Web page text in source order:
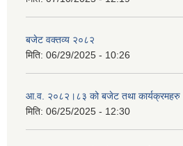
बजेट वक्तव्य २०८२
मिति: 06/29/2025 - 10:26
आ.व. २०८२।८३ को बजेट तथा कार्यक्रमहरु
मिति: 06/25/2025 - 12:30